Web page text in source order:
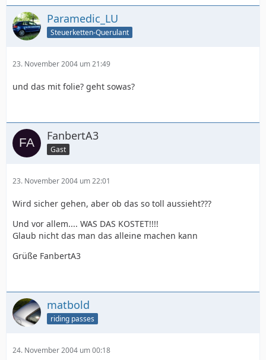
Paramedic_LU
Steuerketten-Querulant
23. November 2004 um 21:49
und das mit folie? geht sowas?
FanbertA3
Gast
23. November 2004 um 22:01
Wird sicher gehen, aber ob das so toll aussieht???
Und vor allem.... WAS DAS KOSTET!!!!
Glaub nicht das man das alleine machen kann
Grüße FanbertA3
matbold
riding passes
24. November 2004 um 00:18